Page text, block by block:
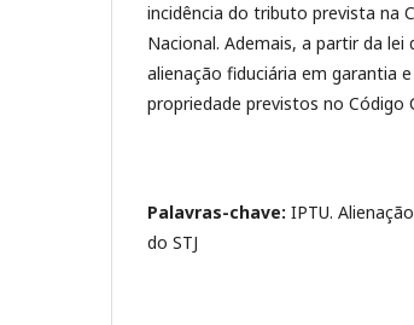
incidência do tributo prevista na
Nacional. Ademais, a partir da
alienação fiduciária em garantia
propriedade previstos no Código
Palavras-chave: IPTU.
do STJ